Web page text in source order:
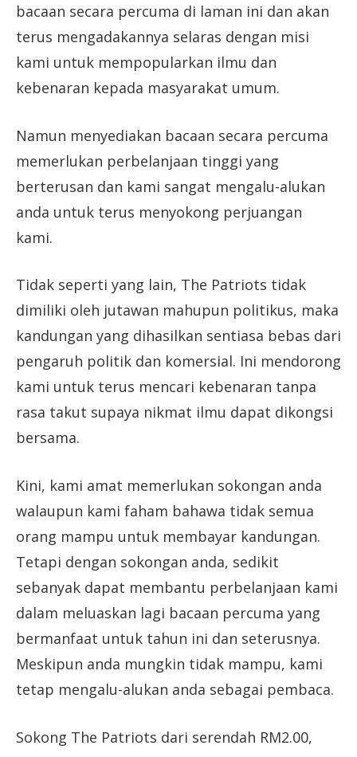
bacaan secara percuma di laman ini dan akan
terus mengadakannya selaras dengan misi
kami untuk mempopularkan ilmu dan
kebenaran kepada masyarakat umum.
Namun menyediakan bacaan secara percuma
memerlukan perbelanjaan tinggi yang
berterusan dan kami sangat mengalu-alukan
anda untuk terus menyokong perjuangan
kami.
Tidak seperti yang lain, The Patriots tidak
dimiliki oleh jutawan mahupun politikus, maka
kandungan yang dihasilkan sentiasa bebas dari
pengaruh politik dan komersial. Ini mendorong
kami untuk terus mencari kebenaran tanpa
rasa takut supaya nikmat ilmu dapat dikongsi
bersama.
Kini, kami amat memerlukan sokongan anda
walaupun kami faham bahawa tidak semua
orang mampu untuk membayar kandungan.
Tetapi dengan sokongan anda, sedikit
sebanyak dapat membantu perbelanjaan kami
dalam meluaskan lagi bacaan percuma yang
bermanfaat untuk tahun ini dan seterusnya.
Meskipun anda mungkin tidak mampu, kami
tetap mengalu-alukan anda sebagai pembaca.
Sokong The Patriots dari serendah RM2.00,